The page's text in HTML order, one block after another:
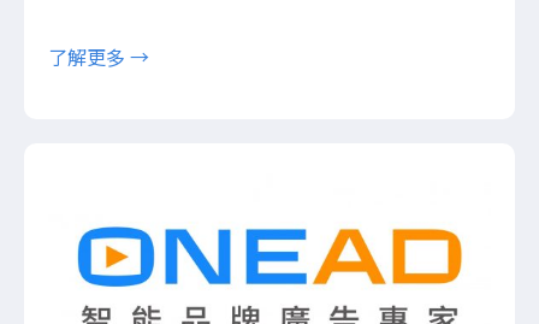
了解更多 →